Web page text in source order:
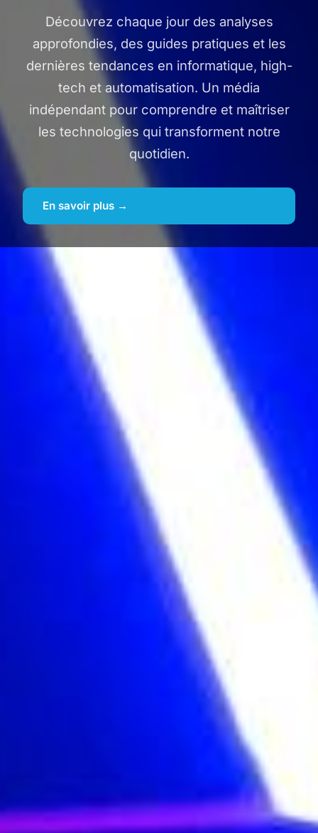
Découvrez chaque jour des analyses
approfondies, des guides pratiques et les
dernières tendances en informatique, high-
tech et automatisation. Un média
indépendant pour comprendre et maîtriser
les technologies qui transforment notre
quotidien.
En savoir plus →